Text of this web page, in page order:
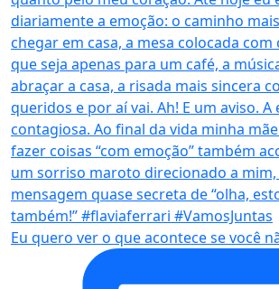
Eu quero ver o que acontece se você